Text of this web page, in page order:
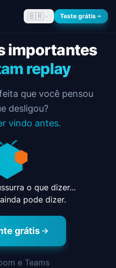
🇧🇷 Teste grátis
importantes
replay
que você pensou
desligou?
vindo antes.
o que dizer...
pode dizer.
grátis
e Teams